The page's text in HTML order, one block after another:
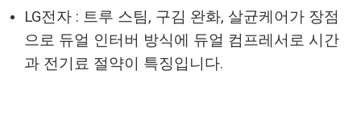
LG전자 : 트루 스팀, 구김 완화, 살균케어가 장점
으로 듀얼 인터버 방식에 듀얼 컴프레서로 시간
과 전기료 절약이 특징입니다.